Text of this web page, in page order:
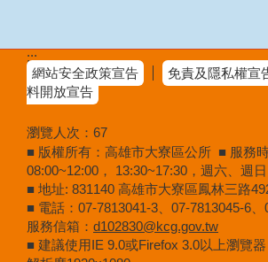
:::
網站安全政策宣告
免責及隱私權宣
料開放宣告
瀏覽人次： 67
■ 版權所有：高雄市大寮區公所 ■ 服務
08:00~12:00， 13:30~17:30，週六、週
■ 地址: 831140 高雄市大寮區鳳林三路
■ 電話：07-7813041-3、07-7813045-6
服務信箱： d102830@kcg.gov.tw
■ 建議使用IE 9.0或Firefox 3.0以上瀏覽